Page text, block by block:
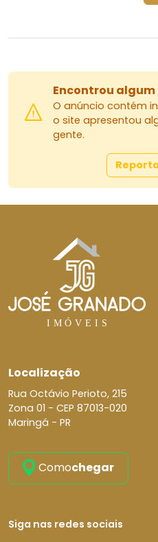
Encontrou
O anúncio contém
o site apresentou
gente.
Localização
Rua Octávio Perioto, 215
Zona 01 - CEP 87013-020
Maringá - PR
Comochegar
Siga nas redes sociais